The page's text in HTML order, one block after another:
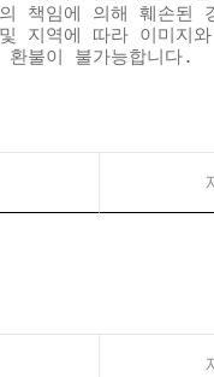
책임에 의해 훼손된
지역에 따라 이미지
불이 불가능합니다.